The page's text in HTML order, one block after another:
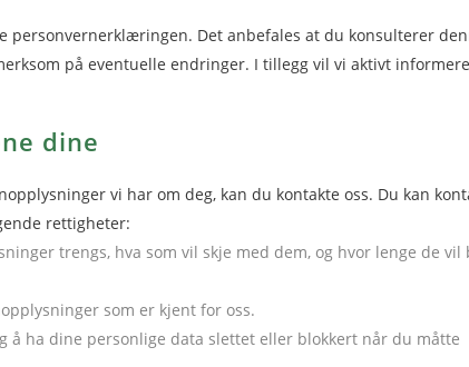
Det anbefales at du konsulterer
på eventuelle endringer. I tillegg vil vi aktivt informere
dine
vi har om deg, kan du kontakte oss. Du kan
rettigheter:
trengs, hva som vil skje med dem, og hvor lenge de vil
som er kjent for oss.
å ha dine personlige data slettet eller blokkert når du måtte